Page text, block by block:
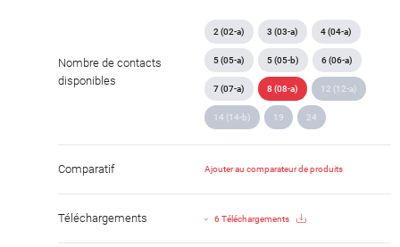
Nombre de contacts
disponibles
2 (02-a) 3 (03-a) 4 (04-a)
5 (05-a) 5 (05-b) 6 (06-a)
7 (07-a) 8 (08-a) 12 (12-a)
14 (14-b) 19 24
Comparatif Ajouter au comparateur de produits
Téléchargements 6 Téléchargements